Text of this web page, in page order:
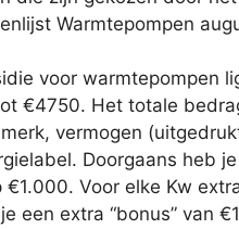
Warmtepompen
voor warmtepompen
€4750. Het totale
vermogen
Doorgaans heb
€1.000. Voor elke Kw
een extra “bonus” van